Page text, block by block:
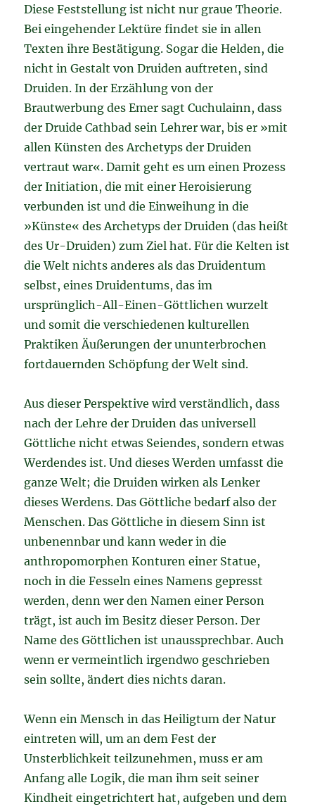
Diese Feststellung ist nicht nur graue Theorie.
Bei eingehender Lektüre findet sie in allen
Texten ihre Bestätigung. Sogar die Helden, die
nicht in Gestalt von Druiden auftreten, sind
Druiden. In der Erzählung von der
Brautwerbung des Emer sagt Cuchulainn, dass
der Druide Cathbad sein Lehrer war, bis er »mit
allen Künsten des Archetyps der Druiden
vertraut war«. Damit geht es um einen Prozess
der Initiation, die mit einer Heroisierung
verbunden ist und die Einweihung in die
»Künste« des Archetyps der Druiden (das heißt
des Ur-Druiden) zum Ziel hat. Für die Kelten ist
die Welt nichts anderes als das Druidentum
selbst, eines Druidentums, das im
ursprünglich-All-Einen-Göttlichen wurzelt
und somit die verschiedenen kulturellen
Praktiken Äußerungen der ununterbrochen
fortdauernden Schöpfung der Welt sind.
Aus dieser Perspektive wird verständlich, dass
nach der Lehre der Druiden das universell
Göttliche nicht etwas Seiendes, sondern etwas
Werdendes ist. Und dieses Werden umfasst die
ganze Welt; die Druiden wirken als Lenker
dieses Werdens. Das Göttliche bedarf also der
Menschen. Das Göttliche in diesem Sinn ist
unbenennbar und kann weder in die
anthropomorphen Konturen einer Statue,
noch in die Fesseln eines Namens gepresst
werden, denn wer den Namen einer Person
trägt, ist auch im Besitz dieser Person. Der
Name des Göttlichen ist unaussprechbar. Auch
wenn er vermeintlich irgendwo geschrieben
sein sollte, ändert dies nichts daran.
Wenn ein Mensch in das Heiligtum der Natur
eintreten will, um an dem Fest der
Unsterblichkeit teilzunehmen, muss er am
Anfang alle Logik, die man ihm seit seiner
Kindheit eingetrichtert hat, aufgeben und dem